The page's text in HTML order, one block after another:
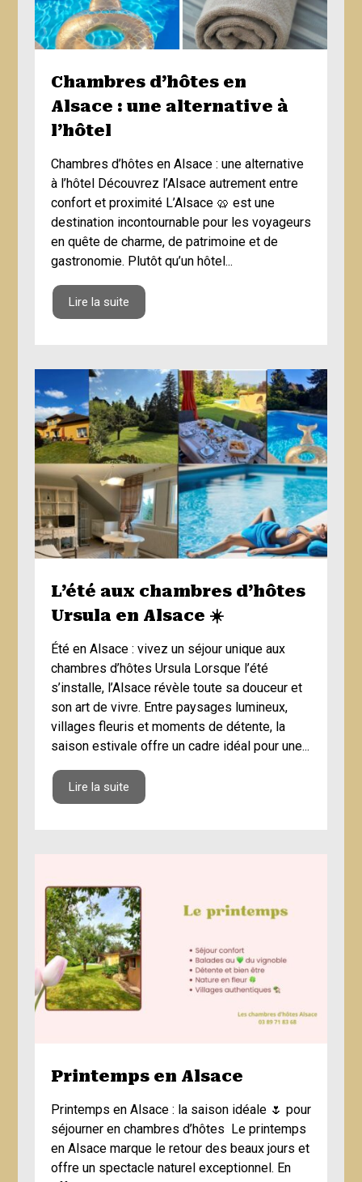
Chambres d’hôtes en
Alsace : une alternative à
l’hôtel
Chambres d’hôtes en Alsace : une alternative
à l’hôtel Découvrez l’Alsace autrement entre
confort et proximité L’Alsace 🥨 est une
destination incontournable pour les voyageurs
en quête de charme, de patrimoine et de
gastronomie. Plutôt qu’un hôtel...
Lire la suite
L’été aux chambres d’hôtes
Ursula en Alsace ☀️
Été en Alsace : vivez un séjour unique aux
chambres d’hôtes Ursula Lorsque l’été
s’installe, l’Alsace révèle toute sa douceur et
son art de vivre. Entre paysages lumineux,
villages fleuris et moments de détente, la
saison estivale offre un cadre idéal pour une...
Lire la suite
Printemps en Alsace
Printemps en Alsace : la saison idéale 🌷 pour
séjourner en chambres d’hôtes Le printemps
en Alsace marque le retour des beaux jours et
offre un spectacle naturel exceptionnel. En